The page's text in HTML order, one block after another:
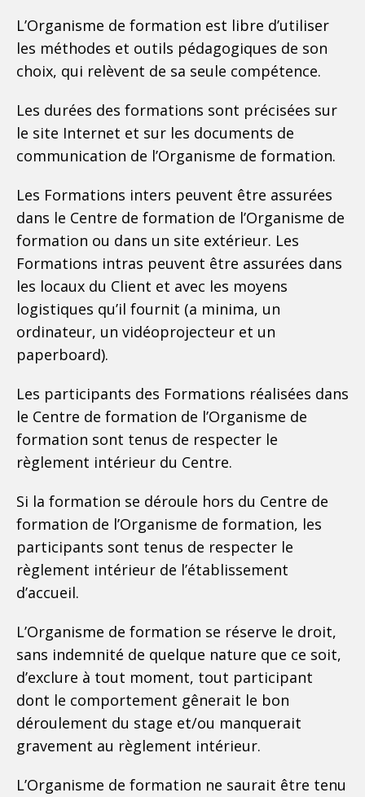
L’Organisme de formation est libre d’utiliser
les méthodes et outils pédagogiques de son
choix, qui relèvent de sa seule compétence.
Les durées des formations sont précisées sur
le site Internet et sur les documents de
communication de l’Organisme de formation.
Les Formations inters peuvent être assurées
dans le Centre de formation de l’Organisme de
formation ou dans un site extérieur. Les
Formations intras peuvent être assurées dans
les locaux du Client et avec les moyens
logistiques qu’il fournit (a minima, un
ordinateur, un vidéoprojecteur et un
paperboard).
Les participants des Formations réalisées dans
le Centre de formation de l’Organisme de
formation sont tenus de respecter le
règlement intérieur du Centre.
Si la formation se déroule hors du Centre de
formation de l’Organisme de formation, les
participants sont tenus de respecter le
règlement intérieur de l’établissement
d’accueil.
L’Organisme de formation se réserve le droit,
sans indemnité de quelque nature que ce soit,
d’exclure à tout moment, tout participant
dont le comportement gênerait le bon
déroulement du stage et/ou manquerait
gravement au règlement intérieur.
L’Organisme de formation ne saurait être tenu